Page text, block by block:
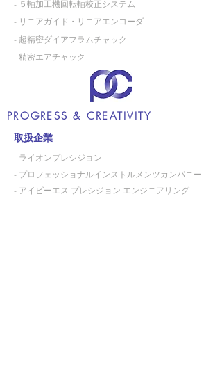
- ５軸加工機回転軸校正システム
- リニアガイド・リニアエンコーダ
- 超精密ダイアフラムチャック
- 精密エアチャック
PROGRESS & CREATIVITY
取扱企業
- ライオンプレシジョン
- プロフェッショナルインストルメンツカンパニー
- アイビーエス プレシジョン エンジニアリング